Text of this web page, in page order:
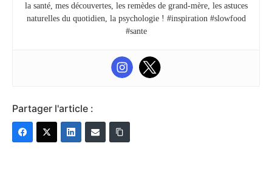
la santé, mes découvertes, les remèdes de grand-mère, les astuces
naturelles du quotidien, la psychologie ! #inspiration #slowfood
#sante
Partager l'article :